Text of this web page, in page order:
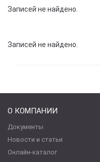
Записей не найдено.
Записей не найдено.
О КОМПАНИИ
Документы
Новости и статьи
Онлайн-каталог